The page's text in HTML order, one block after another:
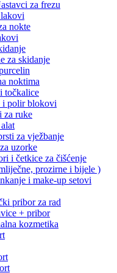
za frezu
nokte
za skidanje
noktima
točkalice
i polir blokovi
za ruke
za vježbanje
uzorke
i četkice za čišćenje
prozirne i bijele )
i make-up setovi
pribor za rad
+ pribor
kozmetika